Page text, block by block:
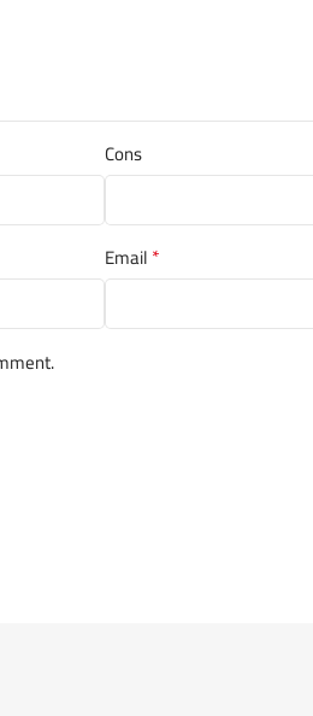
Cons
Email*